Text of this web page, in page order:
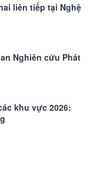
liên tiếp tại Nghệ
Nghiên cứu Phát
khu vực 2026: